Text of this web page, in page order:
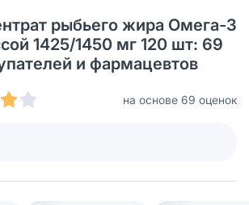
рыбьего жира Омега-3
1425/1450 мг 120 шт: 69
и фармацевтов
на основе 69 оценок